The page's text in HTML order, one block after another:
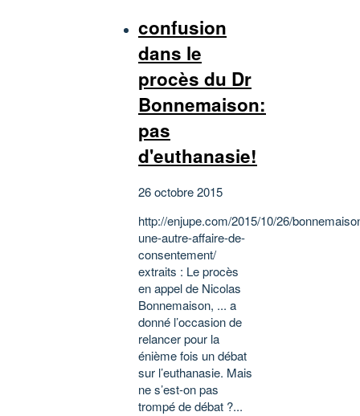
confusion
dans le
procès du Dr
Bonnemaison:
pas
d'euthanasie!
26 octobre 2015
http://enjupe.com/2015/10/26/
une-autre-affaire-de-
consentement/
extraits : Le procès
en appel de Nicolas
Bonnemaison, ... a
donné l’occasion de
relancer pour la
énième fois un débat
sur l’euthanasie. Mais
ne s’est-on pas
trompé de débat ?...